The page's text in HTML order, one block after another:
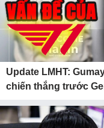
Update LMHT:
chiến thắng trước